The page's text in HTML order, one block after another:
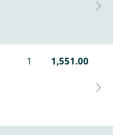
1 1,551.00